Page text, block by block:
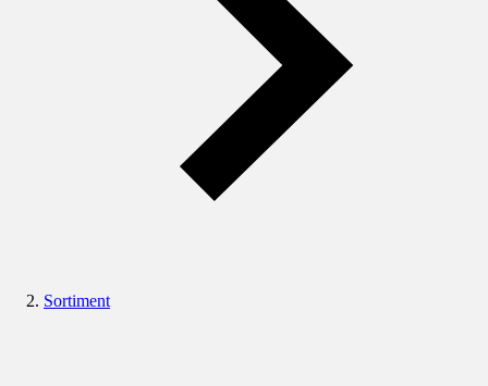
Sortiment